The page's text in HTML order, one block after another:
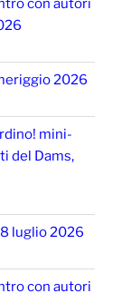
con autori
2026
mini-
del Dams,
luglio 2026
con autori